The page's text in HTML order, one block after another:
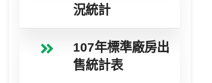
況統計
107年標準廠房出
售統計表